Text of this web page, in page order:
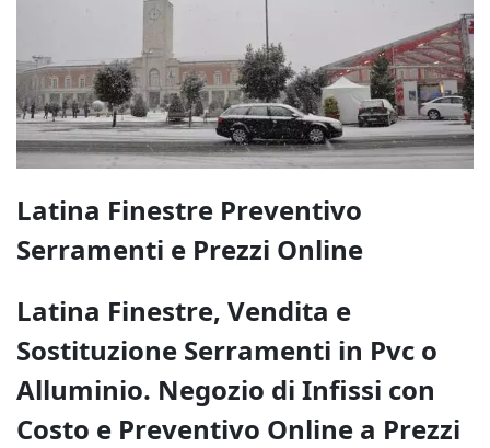
Latina Finestre Preventivo
Serramenti e Prezzi Online
Latina Finestre, Vendita e
Sostituzione Serramenti in Pvc o
Alluminio. Negozio di Infissi con
Costo e Preventivo Online a Prezzi